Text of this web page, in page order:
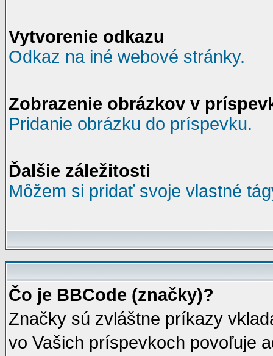
Vytvorenie odkazu
Odkaz na iné webové stránky.
Zobrazenie obrázkov v
Pridanie obrázku do príspevku.
Ďalšie záležitosti
Môžem si pridať svoje vlastné
Čo je BBCode (značky)?
Značky sú zvláštne príkazy
vo Vašich príspevkoch povoľuje